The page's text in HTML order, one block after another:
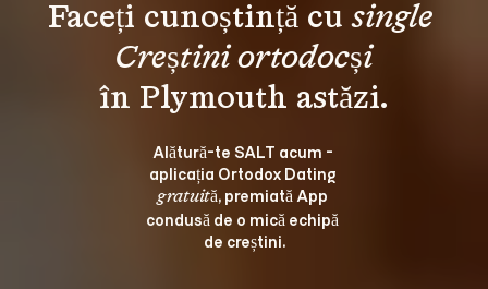
Faceți cunoștință cu single
Creștini ortodocși
Alătură-te SALT acum -
aplicația Ortodox Dating
gratuită, premiată App
condusă de o mică echipă
de creștini.